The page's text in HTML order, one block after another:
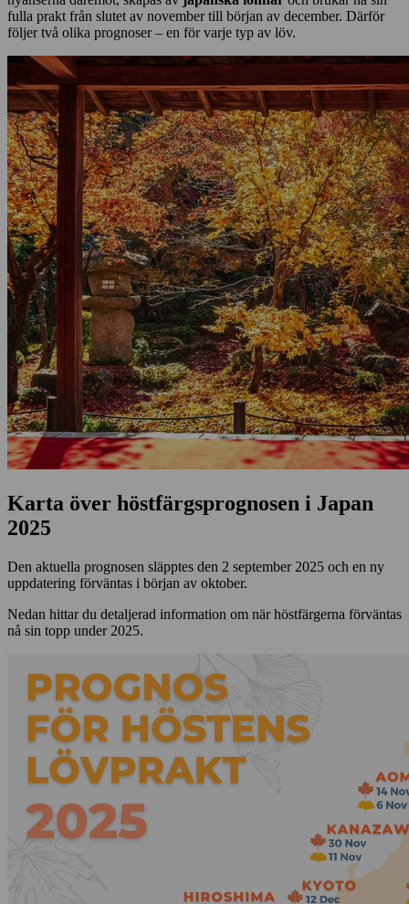
fulla prakt från slutet av november till början av december. Därför
följer två olika prognoser – en för varje typ av löv.
Karta över höstfärgsprognosen i Japan
2025
Den aktuella prognosen släpptes den 2 september 2025 och en ny
uppdatering förväntas i början av oktober.
Nedan hittar du detaljerad information om när höstfärgerna förväntas
nå sin topp under 2025.